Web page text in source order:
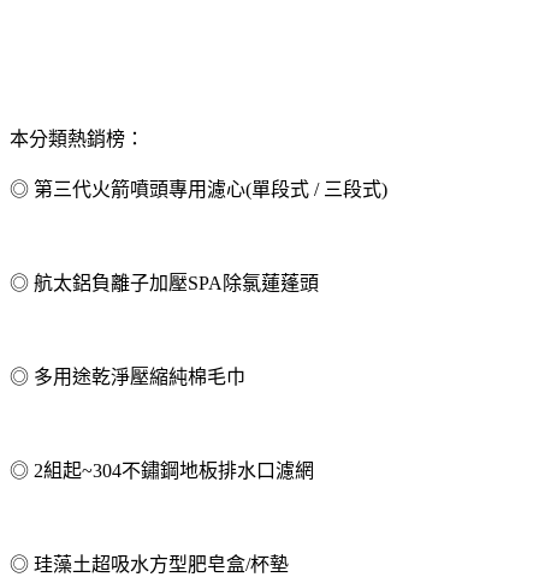
本分類熱銷榜：
◎ 第三代火箭噴頭專用濾心(單段式 / 三段式)
◎ 航太鋁負離子加壓SPA除氯蓮蓬頭
◎ 多用途乾淨壓縮純棉毛巾
◎ 2組起~304不鏽鋼地板排水口濾網
◎ 珪藻土超吸水方型肥皂盒/杯墊